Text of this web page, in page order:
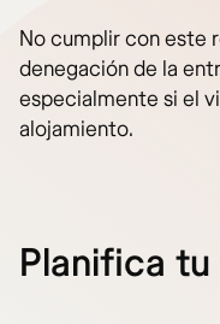
No cumplir con este
denegación de la
especialmente si el
alojamiento.
Planifica